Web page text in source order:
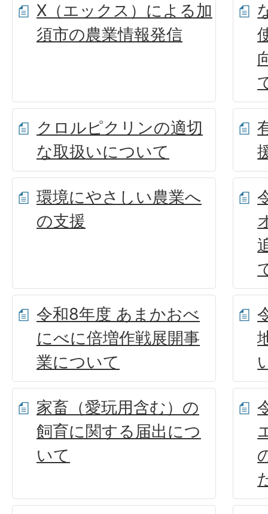
X（エックス）による加
須市の農業情報発信
クロルピクリンの適切
な取扱いについて
環境にやさしい農業へ
の支援
令和8年度 あまかおべ
にべに倍増作戦展開事
業について
家畜（愛玩用含む）の
飼育に関する届出につ
いて